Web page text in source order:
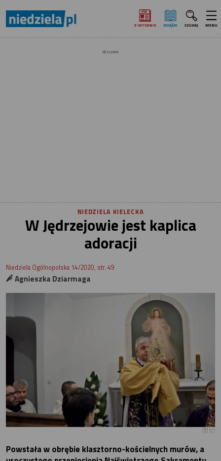
E‑WYDANIE KSIĄŻKI SZUKAJ MENU
REKLAMA
NIEDZIELA KIELECKA
W Jędrzejowie jest kaplica
adoracji
Niedziela Ogólnopolska 14/2020, str. 49
Agnieszka Dziarmaga
TD
Powstała w obrębie klasztorno-kościelnych murów, a